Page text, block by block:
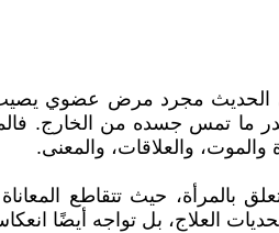
مجرد مرض عضوي يصيب
ما تمس جسده من الخارج.
والعلاقات، والمعنى.
بالمرأة، حيث تتقاطع
العلاج، بل تواجه أيضًا